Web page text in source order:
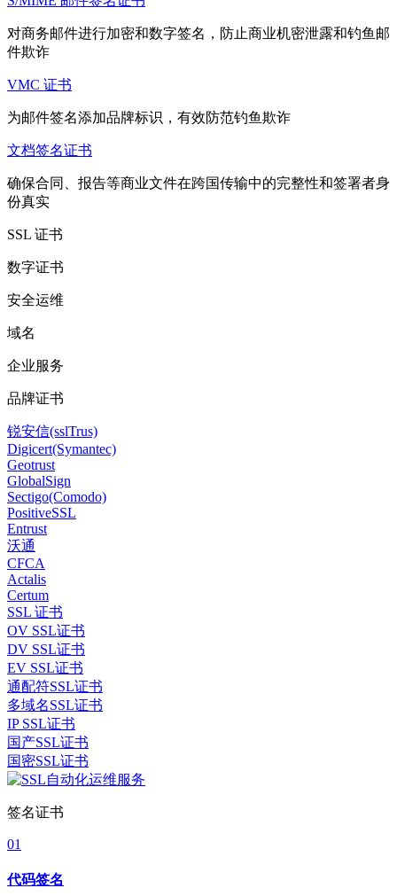
对商务邮件进行加密和数字签名，防止商业机密泄露和钓鱼邮
件欺诈
VMC 证书
为邮件签名添加品牌标识，有效防范钓鱼欺诈
文档签名证书
确保合同、报告等商业文件在跨国传输中的完整性和签署者身
份真实
SSL 证书
数字证书
安全运维
域名
企业服务
品牌证书
锐安信(sslTrus)
Digicert(Symantec)
Geotrust
GlobalSign
Sectigo(Comodo)
PositiveSSL
Entrust
沃通
CFCA
Actalis
Certum
SSL 证书
OV SSL证书
DV SSL证书
EV SSL证书
通配符SSL证书
多域名SSL证书
IP SSL证书
国产SSL证书
国密SSL证书
签名证书
01
代码签名